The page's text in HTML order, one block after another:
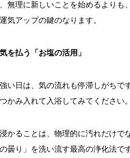
無理に新しいことを始めるよりも
気アップの鍵のなります。
を払う「お塩の活用」
い日は、気の流れも停滞しがちで
かみ入れて入浴してみてください。
かることは、物理的に汚れだけで
曇り」を洗い流す最高の浄化法です